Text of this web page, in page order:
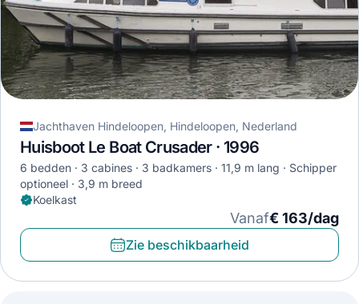
Jachthaven Hindeloopen, Hindeloopen, Nederland
Huisboot Le Boat Crusader · 1996
6 bedden 3 cabines 3 badkamers 11,9 m lang
Schipper
optioneel
3,9 m breed
Koelkast
Vanaf€ 163/dag
Zie beschikbaarheid